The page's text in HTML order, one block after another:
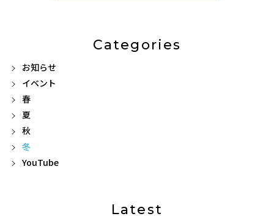
Categories
お知らせ
イベント
春
夏
秋
冬
YouTube
Latest